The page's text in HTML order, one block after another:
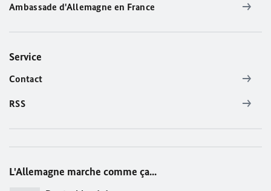
Ambassade d'Allemagne en France
Service
Contact
RSS
L'Allemagne marche comme ça...